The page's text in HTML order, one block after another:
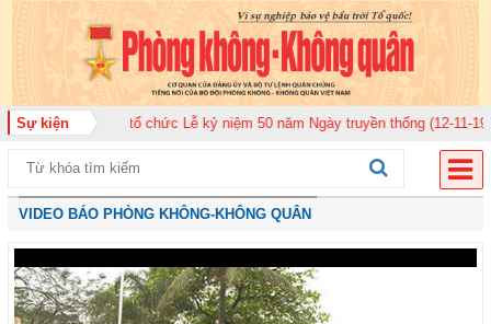
Sự kiện
920 tổ chức Lễ kỷ niệm 50 năm Ngày truyền thống (12-11-1975/12-11-
VIDEO BÁO PHÒNG KHÔNG-KHÔNG QUÂN